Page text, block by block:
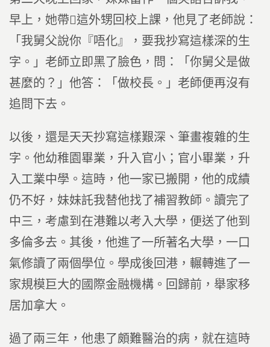
早上，她帶這外甥回校上課，他見了老師說：
「我舅父說你『唔化』，要我抄寫這樣深的生
字。」老師立即黑了臉色，問：「你舅父是做
甚麼的？」他答：「做校長。」老師便再沒有
追問下去。
以後，還是天天抄寫這樣艱深、筆畫複雜的生
字。他幼稚園畢業，升入官小；官小畢業，升
入工業中學。這時，他一家已搬開，他的成績
仍不好，妹妹託我替他找了補習教師。讀完了
中三，考慮到在港難以考入大學，便送了他到
多倫多去。其後，他進了一所著名大學，一口
氣修讀了兩個學位。學成後回港，輾轉進了一
家規模巨大的國際金融機構。回歸前，舉家移
居加拿大。
過了兩三年，他患了頗難醫治的病，就在這時